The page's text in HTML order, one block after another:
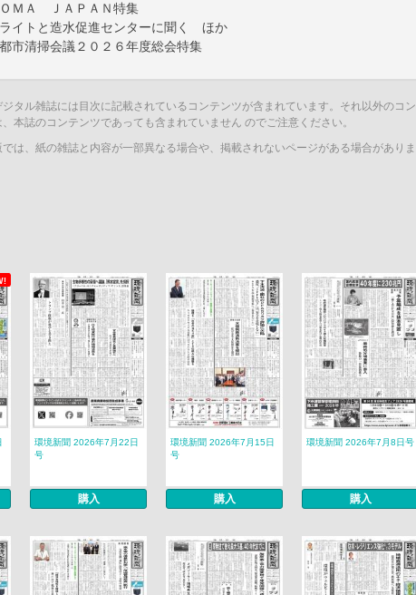
ＯＭＡ ＪＡＰＡＮ特集
イトと造水促進センターに聞く ほか
市清掃会議２０２６年度総会特集
タル雑誌には目次に記載されているコンテンツが含まれています。それ以外のコン
、本誌のコンテンツであっても含まれていません のでご注意ください。
は、紙の雑誌と内容が一部異なる場合や、掲載されないページがある場合がありま
環境新聞 2026年7月22日
号
購入
環境新聞 2026年7月15日
号
購入
環境新聞 2026年7月8日号
購入